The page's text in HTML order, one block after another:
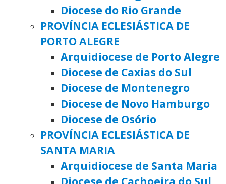
Diocese do Rio Grande
PROVÍNCIA ECLESIÁSTICA DE
PORTO ALEGRE
Arquidiocese de Porto Alegre
Diocese de Caxias do Sul
Diocese de Montenegro
Diocese de Novo Hamburgo
Diocese de Osório
PROVÍNCIA ECLESIÁSTICA DE
SANTA MARIA
Arquidiocese de Santa Maria